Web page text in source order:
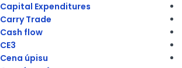
Capital Expenditures
Carry Trade
Cash flow
CE3
Cena úpisu